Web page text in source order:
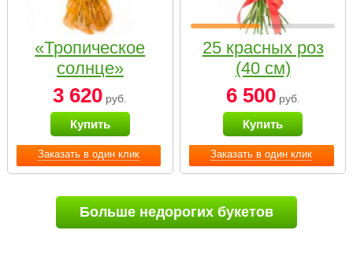
Заказать в один клик
«Тропическое
солнце»
3 620 руб.
Купить
Заказать в один клик
25 красных роз
(40 см)
6 500руб.
Купить
Больше недорогих букетов